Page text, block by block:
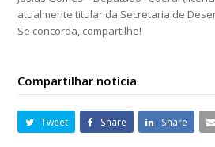
atualmente titular da Secretaria de
Se concorda, compartilhe!
Compartilhar notícia
Tweet Share Share